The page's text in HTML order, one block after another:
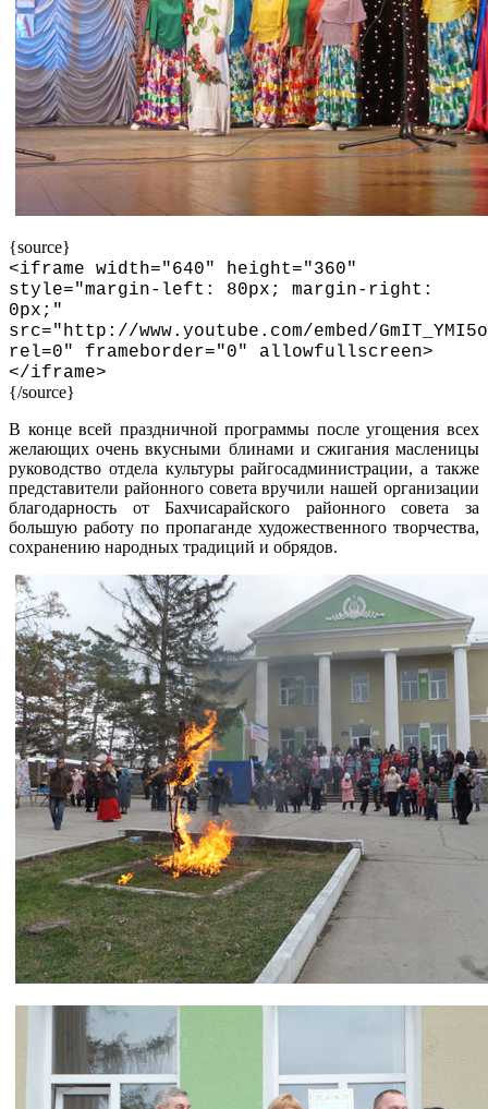
{source}
<iframe width="640" height="360"
style="margin-left: 80px; margin-right:
0px;"
src="http://www.youtube.com/embed/
rel=0" frameborder="0" allowfullscreen>
</iframe>
{/source}
В конце всей праздничной программы после угощения всех
желающих очень вкусными блинами и сжигания масленицы
руководство отдела культуры райгосадминистрации, а также
представители районного совета вручили нашей организации
благодарность от Бахчисарайского районного совета за
большую работу по пропаганде художественного творчества,
сохранению народных традиций и обрядов.